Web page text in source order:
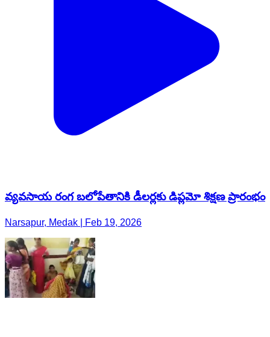
వ్యవసాయ రంగ బలోపేతానికి డీలర్లకు డిప్లమో శిక్షణ ప్రారంభం
Narsapur, Medak | Feb 19, 2026